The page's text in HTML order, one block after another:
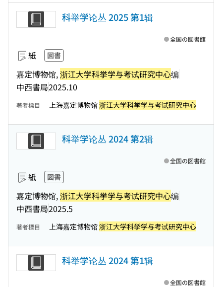
科举学论丛 2025 第1辑
紙 図書
嘉定博物馆,浙江大学科挙学与考试研究中心编
中西書局2025.10
全国の図書館
著者標目 上海嘉定博物馆浙江大学科挙学与考试研究中心
科举学论丛 2024 第2辑
紙 図書
嘉定博物馆,浙江大学科挙学与考试研究中心编
中西書局2025.5
全国の図書館
著者標目 上海嘉定博物馆浙江大学科挙学与考试研究中心
科举学论丛 2024 第1辑
全国の図書館